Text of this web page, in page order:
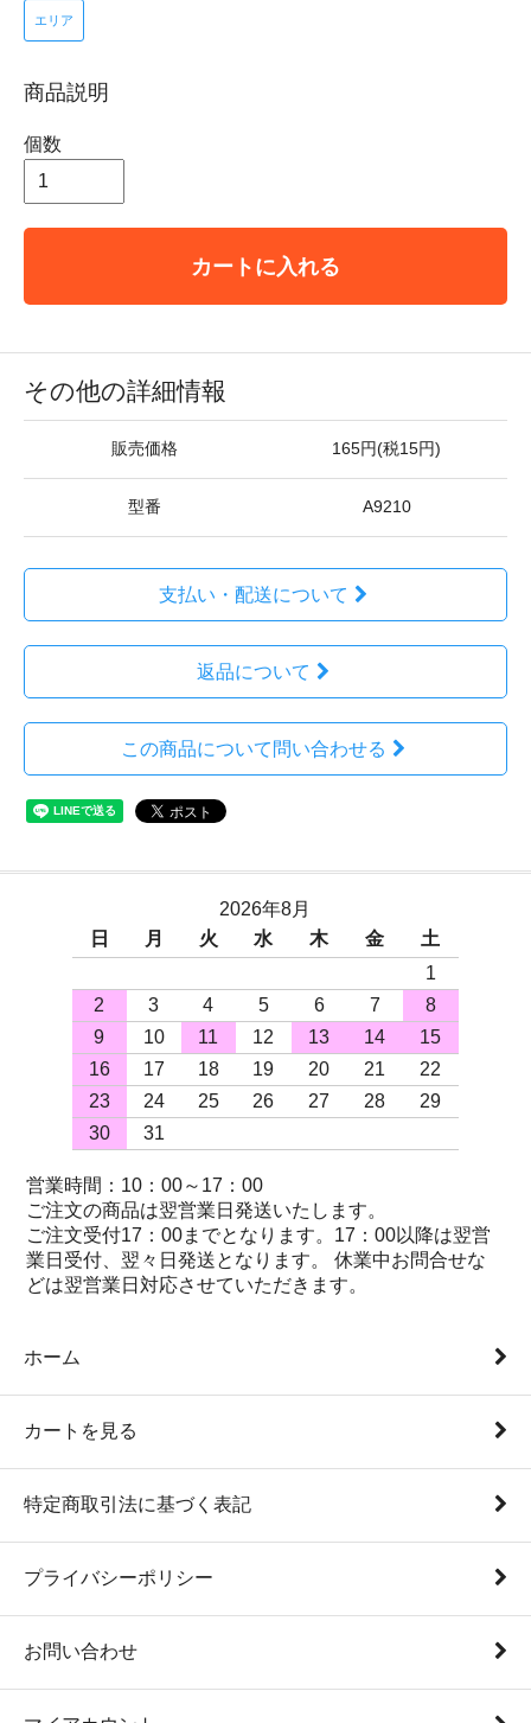
エリア
商品説明
個数
カートに入れる
その他の詳細情報
販売価格 165円(税15円)
型番 A9210
支払い・配送について
返品について
この商品について問い合わせる
2026年8月
日
月 火 水 木 金
土
1
2
3 4 5 6 7
8
9
10 11 12 13 14
15
16
17 18 19 20 21
22
23
24 25 26 27 28
29
30
31
営業時間：10：00～17：00
ご注文の商品は翌営業日発送いたします。
ご注文受付17：00までとなります。17：00以降は翌営
業日受付、翌々日発送となります。 休業中お問合せな
どは翌営業日対応させていただきます。
ホーム
カートを見る
特定商取引法に基づく表記
プライバシーポリシー
お問い合わせ